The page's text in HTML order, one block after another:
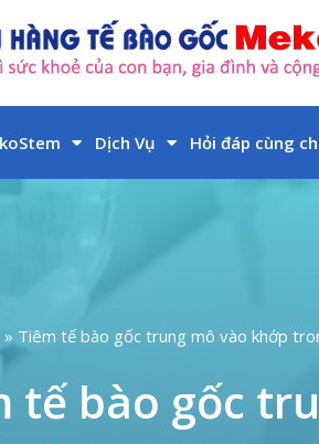
Dịch Vụ Hỏi đáp cùng
Tiêm tế bào gốc trung mô vào khớp
tế bào gốc